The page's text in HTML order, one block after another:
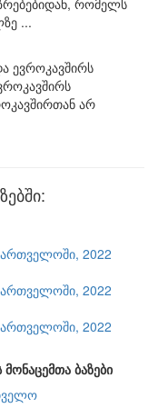
რომელს
...
ევროკავშირს
არ
2022
2022
2022
ბაზები